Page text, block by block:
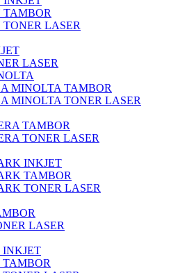
TAMBOR
TONER LASER
LASER
MINOLTA TAMBOR
MINOLTA TONER LASER
TAMBOR
TONER LASER
INKJET
TAMBOR
TONER LASER
LASER
INKJET
TAMBOR